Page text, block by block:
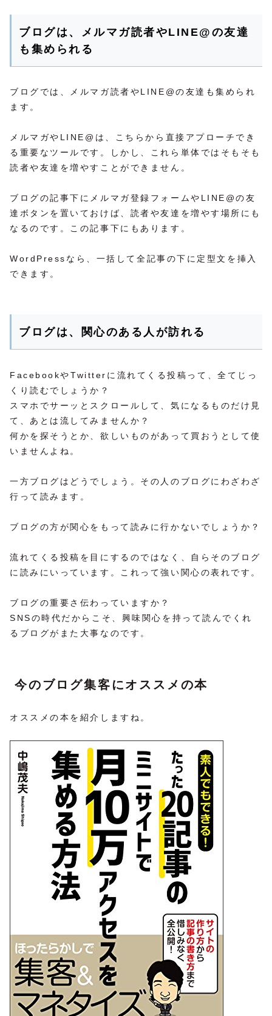
ブログは、メルマガ読者やLINE@の友達
も集められる
ブログでは、メルマガ読者やLINE@の友達も集められ
ます。
メルマガやLINE@は、こちらから直接アプローチでき
る重要なツールです。しかし、これら単体ではそもそも
読者や友達を増やすことができません。
ブログの記事下にメルマガ登録フォームやLINE@の友
達ボタンを置いておけば、読者や友達を増やす場所にも
なるのです。この記事下にもあります。
WordPressなら、一括して全記事の下に定型文を挿入
できます。
ブログは、関心のある人が訪れる
FacebookやTwitterに流れてくる投稿って、全てじっ
くり読むでしょうか？
スマホでサーッとスクロールして、気になるものだけ見
て、あとは流してみませんか？
何かを探そうとか、欲しいものがあって買おうとして使
いませんよね。
一方ブログはどうでしょう。その人のブログにわざわざ
行って読みます。
ブログの方が関心をもって読みに行かないでしょうか？
流れてくる投稿を目にするのではなく、自らそのブログ
に読みにいっています。これって強い関心の表れです。
ブログの重要さ伝わっていますか？
SNSの時代だからこそ、興味関心を持って読んでくれ
るブログがまた大事なのです。
今のブログ集客にオススメの本
オススメの本を紹介しますね。